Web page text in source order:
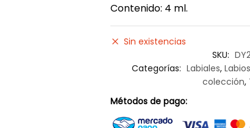
Contenido: 4 ml.
Sin existencias
SKU:
Categorías: Labiales,
colección,
Métodos de pago: